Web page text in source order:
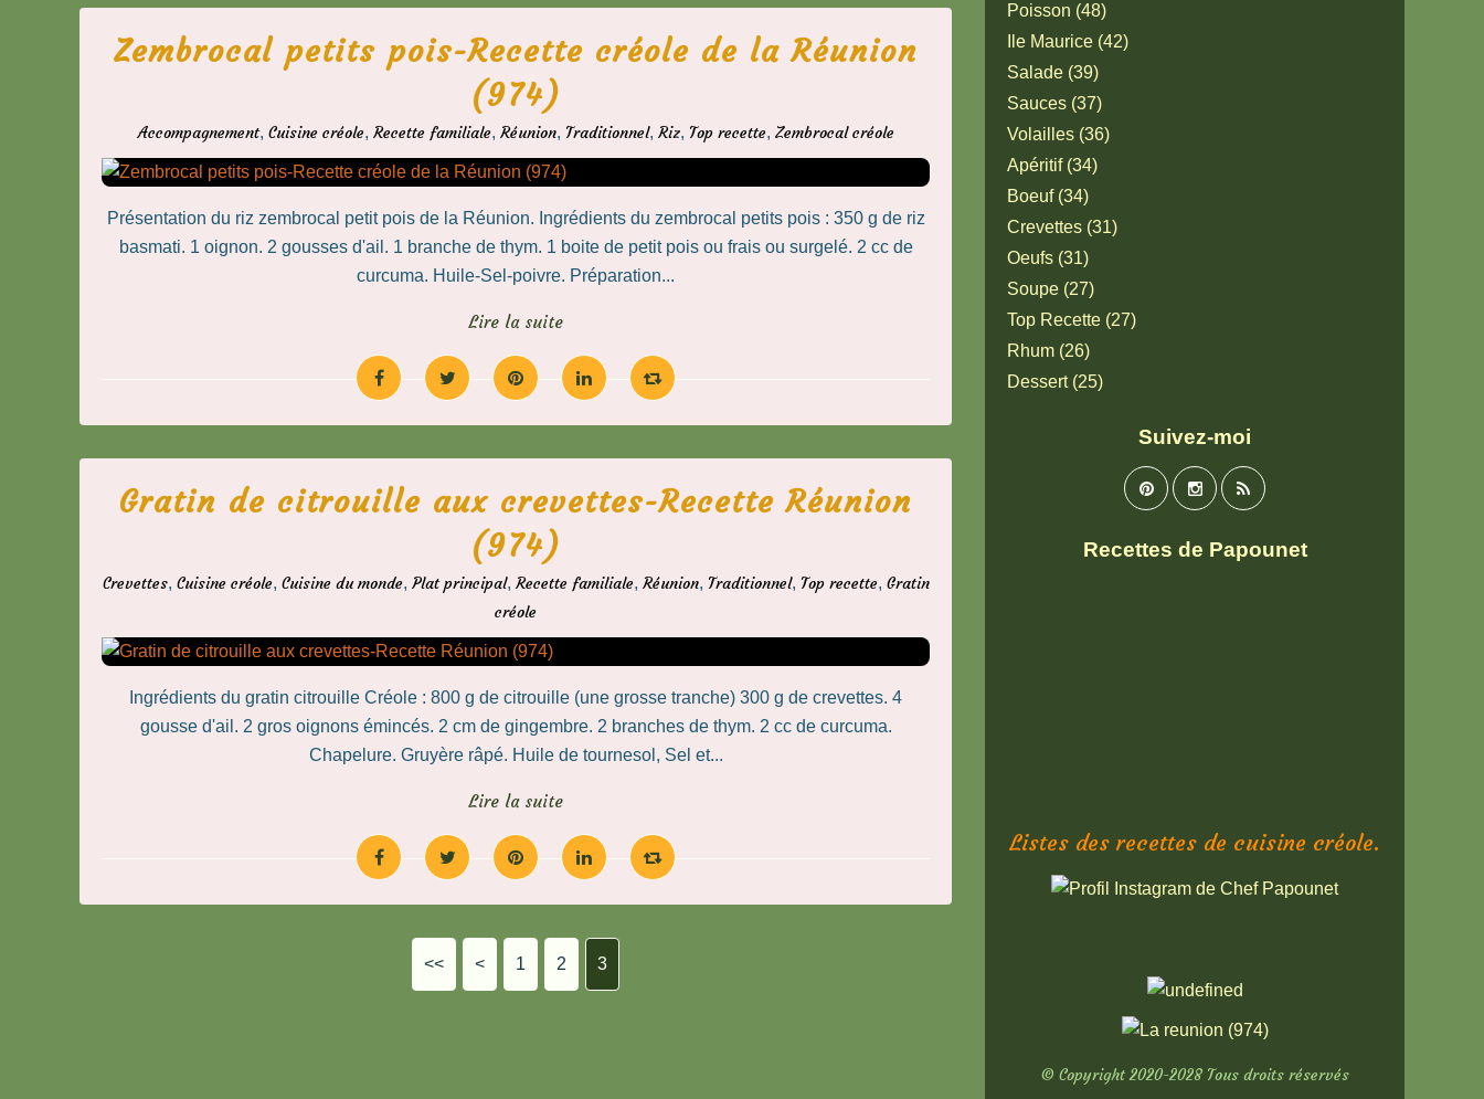
Zembrocal petits pois-Recette créole de la Réunion
(974)
Accompagnement, Cuisine créole, Recette familiale, Réunion, Traditionnel, Riz, Top recette, Zembrocal créole
Présentation du riz zembrocal petit pois de la Réunion. Ingrédients du zembrocal petits pois : 350 g de riz
basmati. 1 oignon. 2 gousses d'ail. 1 branche de thym. 1 boite de petit pois ou frais ou surgelé. 2 cc de
curcuma. Huile-Sel-poivre. Préparation...
Lire la suite
Gratin de citrouille aux crevettes-Recette Réunion
(974)
Crevettes, Cuisine créole, Cuisine du monde, Plat principal, Recette familiale, Réunion, Traditionnel, Top recette, Gratin
créole
Ingrédients du gratin citrouille Créole : 800 g de citrouille (une grosse tranche) 300 g de crevettes. 4
gousse d'ail. 2 gros oignons émincés. 2 cm de gingembre. 2 branches de thym. 2 cc de curcuma.
Chapelure. Gruyère râpé. Huile de tournesol, Sel et...
Lire la suite
<< < 1 2 3
Poisson (48)
Ile Maurice (42)
Salade (39)
Sauces (37)
Volailles (36)
Apéritif (34)
Boeuf (34)
Crevettes (31)
Oeufs (31)
Soupe (27)
Top Recette (27)
Rhum (26)
Dessert (25)
Suivez-moi
Recettes de Papounet
Listes des recettes de cuisine créole.
© Copyright 2020-2028 Tous droits réservés